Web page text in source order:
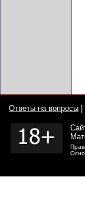
Ответы на вопросы